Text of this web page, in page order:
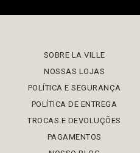
SOBRE LA VILLE
NOSSAS LOJAS
POLÍTICA E SEGURANÇA
POLÍTICA DE ENTREGA
TROCAS E DEVOLUÇÕES
PAGAMENTOS